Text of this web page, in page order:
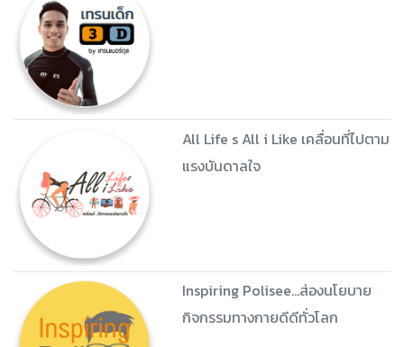
All Life s All i Like เคลื่อนที่ไปตาม
แรงบันดาลใจ
Inspiring Polisee...ส่องนโยบาย
กิจกรรมทางกายดีดีทั่วโลก